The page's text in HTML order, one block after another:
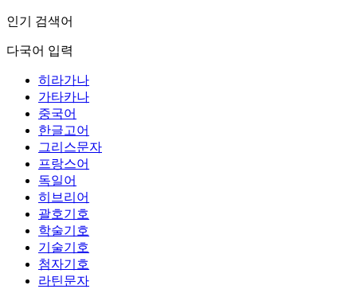
인기 검색어
다국어 입력
히라가나
가타카나
중국어
한글고어
그리스문자
프랑스어
독일어
히브리어
괄호기호
학술기호
기술기호
첨자기호
라틴문자